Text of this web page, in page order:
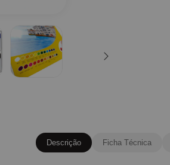
Descrição Ficha Técnica